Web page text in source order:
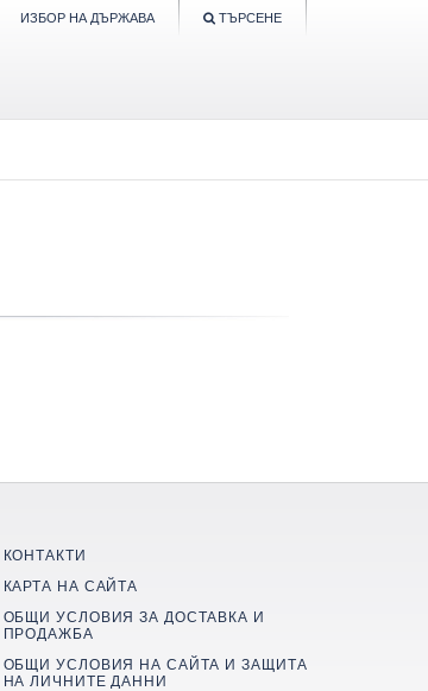
ИЗБОР НА ДЪРЖАВА ТЪРСЕНЕ
КОНТАКТИ
КАРТА НА САЙТА
ОБЩИ УСЛОВИЯ ЗА ДОСТАВКА И
ПРОДАЖБА
ОБЩИ УСЛОВИЯ НА САЙТА И ЗАЩИТА
НА ЛИЧНИТЕ ДАННИ